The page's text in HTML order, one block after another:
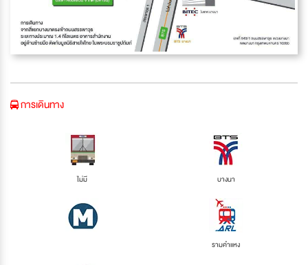
การเดินทาง
ไม่มี บางนา
รามคำแหง